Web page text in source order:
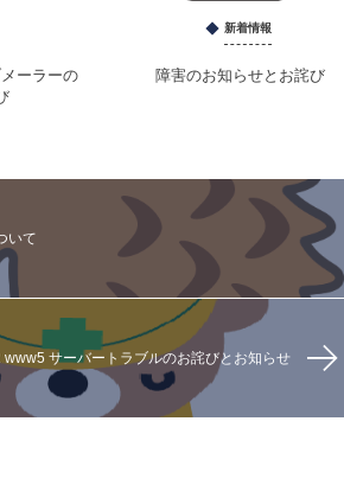
ーラーの
新着情報
障害のお知らせとお詫び
いて
www5 サーバートラブルのお詫びとお知らせ